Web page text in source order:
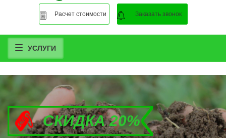
Расчет стоимости Заказать звонок
УСЛУГИ
СКИДКА 20%
СКИДКА 20%
СКИДКА 20%